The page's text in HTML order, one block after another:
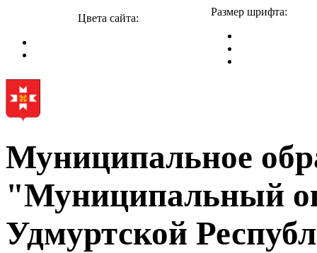
Цвета сайта:
Размер шрифта:
Муниципальное
"Муниципальный
Удмуртской